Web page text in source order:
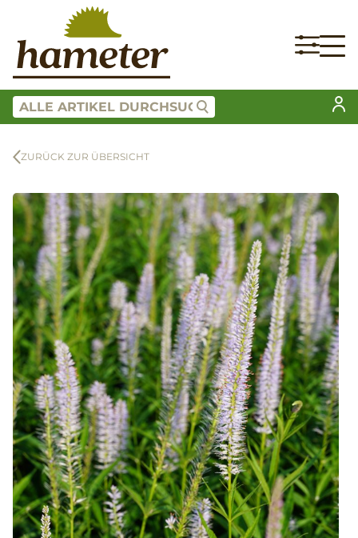
ZURÜCK ZUR ÜBERSICHT